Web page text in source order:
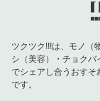
ツクツク!!!は、モノ（
シ（美容）・チョクバ
でシェアし合うおすそ
です。